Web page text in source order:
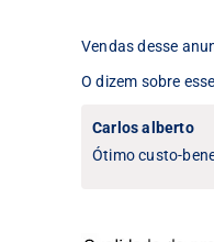
Vendas desse
O dizem sobre
Carlos alberto
Ótimo custo-